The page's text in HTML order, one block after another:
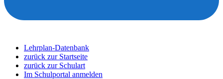
Lehrplan-Datenbank
zurück zur Startseite
zurück zur Schulart
Im Schulportal anmelden